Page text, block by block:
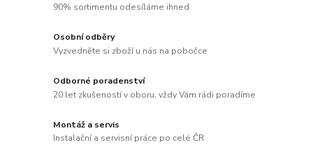
90% sortimentu odesíláme ihned
Osobní odběry
Vyzvedněte si zboží u nás na pobočce
Odborné poradenství
20 let zkušeností v oboru, vždy Vám rádi poradíme
Montáž a servis
Instalační a servisní práce po celé ČR